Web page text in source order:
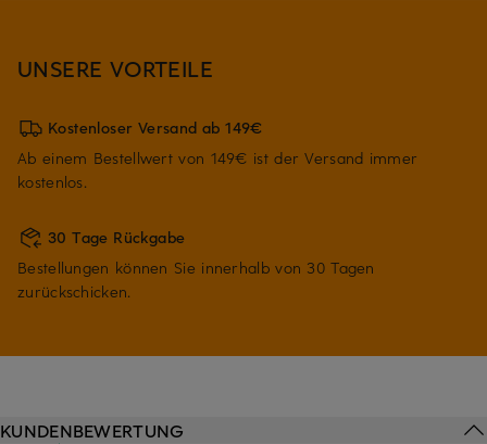
UNSERE VORTEILE
Kostenloser Versand ab 149€
Ab einem Bestellwert von 149€ ist der Versand immer
kostenlos.
30 Tage Rückgabe
Bestellungen können Sie innerhalb von 30 Tagen
zurückschicken.
KUNDENBEWERTUNG